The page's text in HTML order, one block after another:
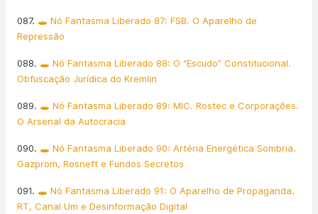
087. 🕳️ Nó Fantasma Liberado 87: FSB. O Aparelho de
Repressão
088. 🕳️ Nó Fantasma Liberado 88: O “Escudo” Constitucional.
Obfuscação Jurídica do Kremlin
089. 🕳️ Nó Fantasma Liberado 89: MIC. Rostec e Corporações.
O Arsenal da Autocracia
090. 🕳️ Nó Fantasma Liberado 90: Artéria Energética Sombria.
Gazprom, Rosneft e Fundos Secretos
091. 🕳️ Nó Fantasma Liberado 91: O Aparelho de Propaganda.
RT, Canal Um e Desinformação Digital